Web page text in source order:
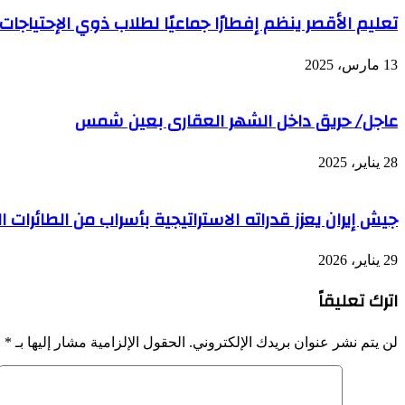
تعليم الأقصر ينظم إفطارًا جماعيًا لطلاب ذوي
13 مارس، 2025
عاجل/ حريق داخل الشهر العقارى بعين شمس
28 يناير، 2025
جيش إيران يعزز قدراته الاستراتيجية بأسراب من الطائرات
29 يناير، 2026
اترك تعليقاً
لن يتم نشر عنوان بريدك الإلكتروني. الحقول الإلزامية مشار إليها بـ *